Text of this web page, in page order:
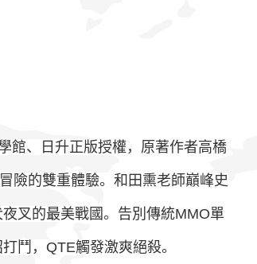
館、日升正版授權，原著作者高橋
險的雙重體驗。和田熏老師巔峰史
叉的最美戰國。告別傳統MMO單
鬥，QTE觸發激爽絕殺。